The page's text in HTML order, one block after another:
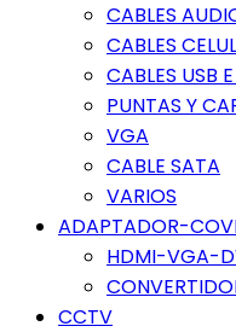
CABLES
CABLES
CABLES USB
PUNTAS Y
VGA
CABLE SATA
VARIOS
ADAPTADOR-
HDMI-VGA-
CCTV